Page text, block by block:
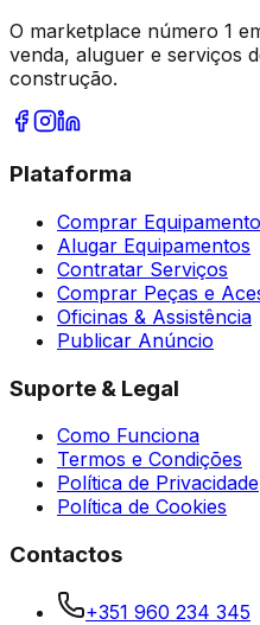
O marketplace número 1
venda, aluguer e serviços
construção.
Plataforma
Comprar
Alugar Equipamentos
Contratar Serviços
Comprar Peças e
Oficinas & Assistência
Publicar Anúncio
Suporte & Legal
Como Funciona
Termos e Condições
Política de Privacidade
Política de Cookies
Contactos
+351 960 234 345